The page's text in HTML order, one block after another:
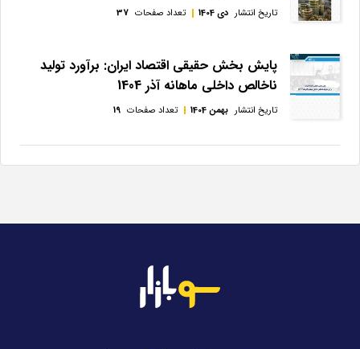
تاریخ انتشار دی 1404 تعداد صفحات 37
پایش بخش حقیقی اقتصاد ایران: برآورد تولید
ناخالص داخلی ماهانه آذر 1404
تاریخ انتشار بهمن 1404 تعداد صفحات 19